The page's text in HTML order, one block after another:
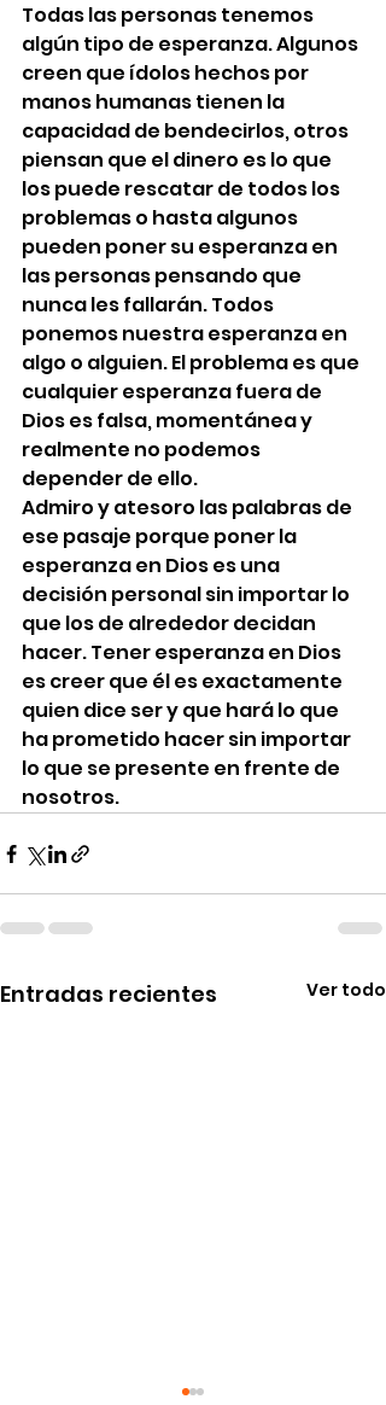
Todas las personas tenemos
algún tipo de esperanza. Algunos
creen que ídolos hechos por
manos humanas tienen la
capacidad de bendecirlos, otros
piensan que el dinero es lo que
los puede rescatar de todos los
problemas o hasta algunos
pueden poner su esperanza en
las personas pensando que
nunca les fallarán. Todos
ponemos nuestra esperanza en
algo o alguien. El problema es que
cualquier esperanza fuera de
Dios es falsa, momentánea y
realmente no podemos
depender de ello.
Admiro y atesoro las palabras de
ese pasaje porque poner la
esperanza en Dios es una
decisión personal sin importar lo
que los de alrededor decidan
hacer. Tener esperanza en Dios
es creer que él es exactamente
quien dice ser y que hará lo que
ha prometido hacer sin importar
lo que se presente en frente de
nosotros.
Entradas recientes Ver todo